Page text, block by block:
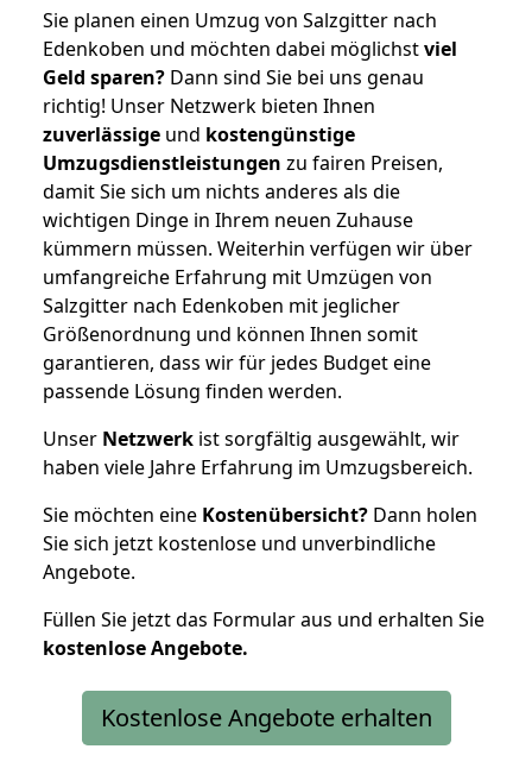
Sie planen einen Umzug von Salzgitter nach
Edenkoben und möchten dabei möglichstviel
Geld sparen? Dann sind Sie bei uns genau
richtig! Unser Netzwerk bieten Ihnen
zuverlässige und kostengünstige
Umzugsdienstleistungen zu fairen Preisen,
damit Sie sich um nichts anderes als die
wichtigen Dinge in Ihrem neuen Zuhause
kümmern müssen. Weiterhin verfügen wir über
umfangreiche Erfahrung mit Umzügen von
Salzgitter nach Edenkoben mit jeglicher
Größenordnung und können Ihnen somit
garantieren, dass wir für jedes Budget eine
passende Lösung finden werden.
Unser Netzwerk ist sorgfältig ausgewählt, wir
haben viele Jahre Erfahrung im Umzugsbereich.
Sie möchten eine Kostenübersicht? Dann holen
Sie sich jetzt kostenlose und unverbindliche
Angebote.
Füllen Sie jetzt das Formular aus und erhalten Sie
kostenloseAngebote.
Kostenlose Angebote erhalten